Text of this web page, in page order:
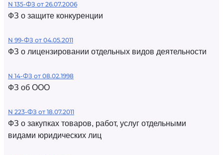
N 135-ФЗ от 26.07.2006
ФЗ о защите конкуренции
N 99-ФЗ от 04.05.2011
ФЗ о лицензировании отдельных видов деятельности
N 14-ФЗ от 08.02.1998
ФЗ об ООО
N 223-ФЗ от 18.07.2011
ФЗ о закупках товаров, работ, услуг отдельными
видами юридических лиц